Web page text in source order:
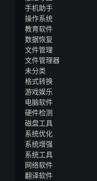
手机助手
操作系统
教育软件
数据恢复
文件管理
文件管理器
未分类
格式转换
游戏娱乐
电脑软件
硬件检测
磁盘工具
系统优化
系统增强
系统工具
网络软件
翻译软件